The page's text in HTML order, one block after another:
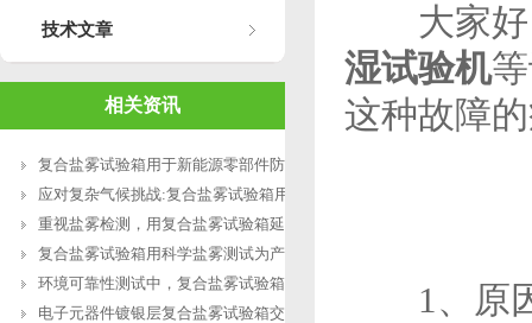
技术文章
相关资讯
复合盐雾试验箱用于新能源零部件防腐测
应对复杂气候挑战:复合盐雾试验箱用于涂
重视盐雾检测，用复合盐雾试验箱延长产
复合盐雾试验箱用科学盐雾测试为产品研
环境可靠性测试中，复合盐雾试验箱缺水
电子元器件镀银层复合盐雾试验箱交变盐
大家好
湿试验机
这种故障
1、原因